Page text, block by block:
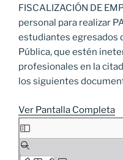
FISCALIZACIÓN DE
personal para realizar
estudiantes egresados
Pública, que estén
profesionales en la
los siguientes
Ver Pantalla Completa
Saltar
al
contenido